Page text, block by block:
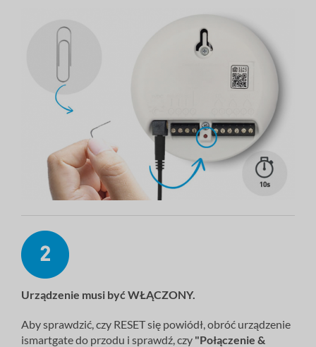
Urządzenie musi być WŁĄCZONY.
Aby sprawdzić, czy RESET się powiódł, obróć urządzenie
ismartgate do przodu i sprawdź, czy "Połączenie &